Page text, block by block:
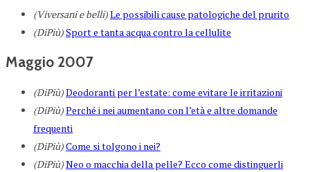
(Viversani e belli)Le possibili cause patologiche del prurito
(DiPiù)Sport e tanta acqua contro la cellulite
Maggio 2007
(DiPiù)Deodoranti per l’estate: come evitare le irritazioni
(DiPiù)Perché i nei aumentano con l’età e altre domande
frequenti
(DiPiù)Come si tolgono i nei?
(DiPiù)Neo o macchia della pelle? Ecco come distinguerli